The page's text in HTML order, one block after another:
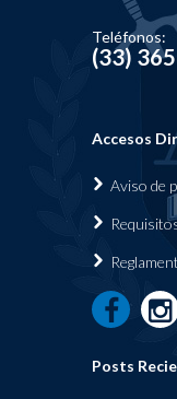
Teléfonos:
(33)
Accesos
Aviso de
Requisi
Reglamen
Posts